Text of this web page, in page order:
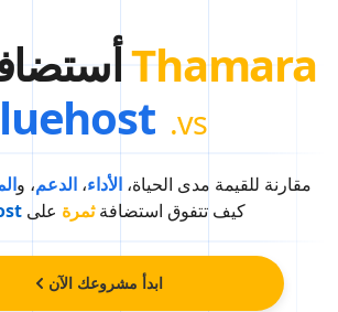
Thamara
vs.
مقارنة للقيمة مدى الحياة، الأداء، الدعم، و
كيف تتفوق استضافةثمرة على
ابدأ مشروعك الآن